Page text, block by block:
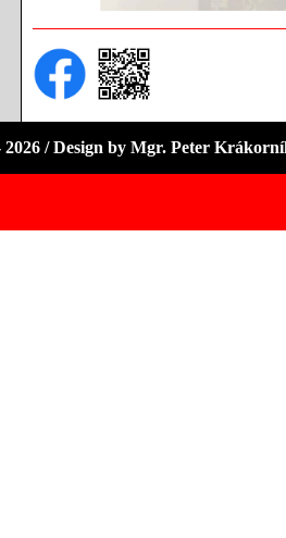
2026 / Design by Mgr. Peter